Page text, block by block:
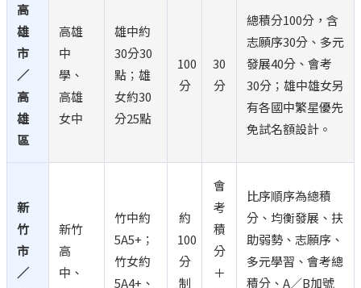
高
雄
市
／
高
雄
區
高雄
中
學、
高雄
女中
雄中約
30分30
點；雄
女約30
分25點
100
分
30
分
總積分100分，含
志願序30分、多元
發展40分、會考
30分；雄中雄女另
有各國中繁星優先
免試名額設計。
新
竹
市
／
新竹
高
中、
竹中約
5A5+；
竹女約
5A4+、
約
100
分
制
會
考
積
分
＋
比序順序為總積
分、均衡發展、扶
助弱勢、志願序、
多元學習、會考總
積分、A／B加號